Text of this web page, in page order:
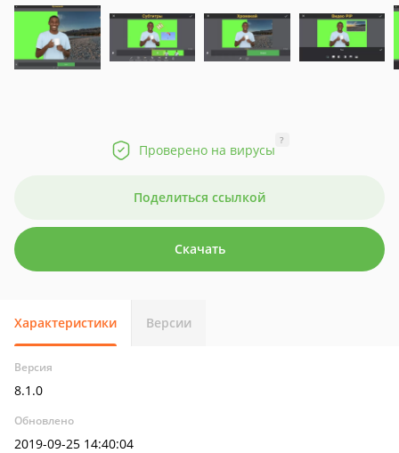
Проверено на вирусы
?
Поделиться ссылкой
Скачать
Характеристики Версии
Версия
8.1.0
Обновлено
2019-09-25 14:40:04